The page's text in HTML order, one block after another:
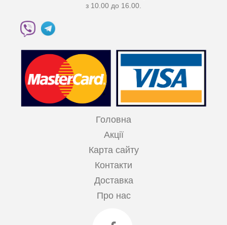
з 10.00 до 16.00.
Головна
Акції
Карта сайту
Контакти
Доставка
Про нас